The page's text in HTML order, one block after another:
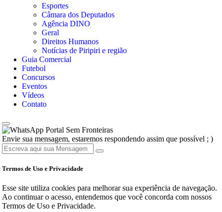
Esportes
Câmara dos Deputados
Agência DINO
Geral
Direitos Humanos
Notícias de Piripiri e região
Guia Comercial
Futebol
Concursos
Eventos
Vídeos
Contato
Portal Sem Fronteiras
Envie sua mensagem, estaremos respondendo assim que possível ; )
Termos de Uso e Privacidade
Esse site utiliza cookies para melhorar sua experiência de navegação.
Ao continuar o acesso, entendemos que você concorda com nossos
Termos de Uso e Privacidade.